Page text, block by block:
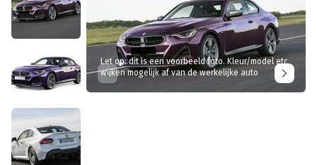
Let op: dit is een voorbeeld foto. Kleur/model etc
wijken mogelijk af van de werkelijke auto